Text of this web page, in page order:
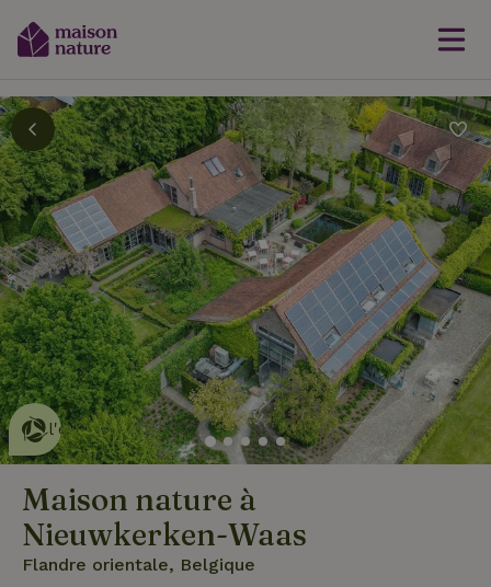
Cette Maison Nature fait de
l'effeten savoir plus
Maison nature à
Nieuwkerken-Waas
Flandre orientale, Belgique